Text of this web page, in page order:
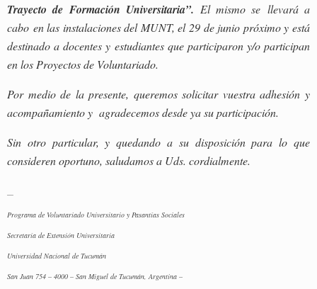
Trayecto de Formación Universitaria”. El mismo se llevará a
cabo en las instalaciones del MUNT, el 29 de junio próximo y está
destinado a docentes y estudiantes que participaron y/o participan
en los Proyectos de Voluntariado.
Por medio de la presente, queremos solicitar vuestra adhesión y
acompañamiento y agradecemos desde ya su participación.
Sin otro particular, y quedando a su disposición para lo que
consideren oportuno, saludamos a Uds. cordialmente.
—
Programa de Voluntariado Universitario y Pasantías Sociales
Secretaría de Extensión Universitaria
Universidad Nacional de Tucumán
San Juan 754 – 4000 – San Miguel de Tucumán, Argentina –